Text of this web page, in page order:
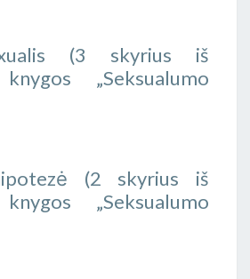
(3 skyrius iš
„Seksualumo
(2 skyrius iš
„Seksualumo